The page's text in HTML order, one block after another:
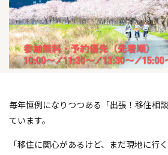
毎年恒例になりつつある「出張！移住相
ています。
「移住に関心があるけど、まだ現地に行